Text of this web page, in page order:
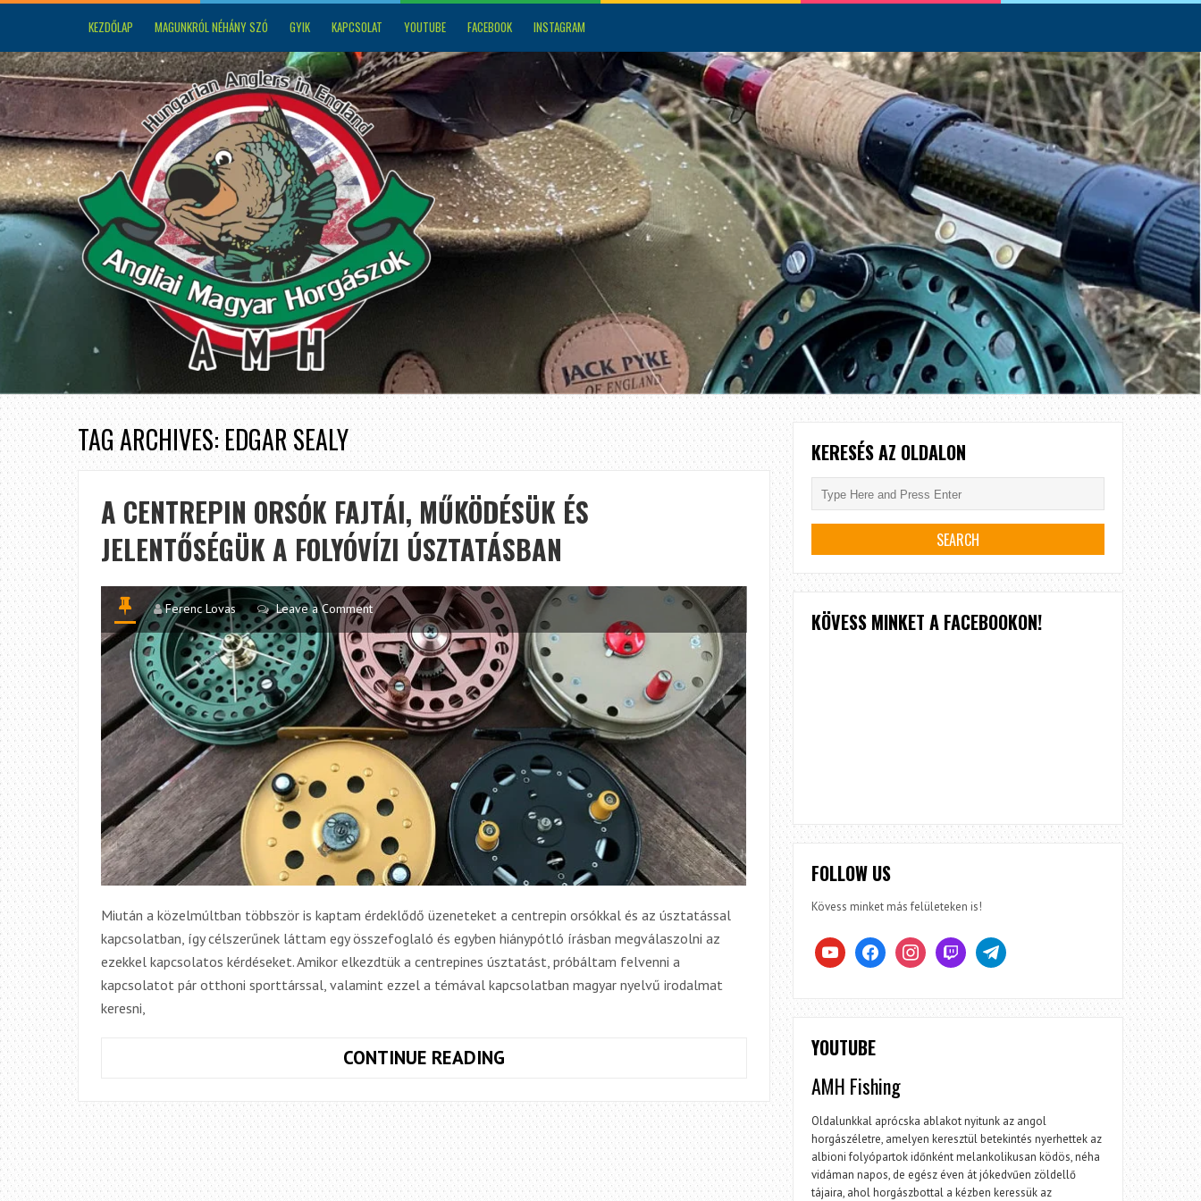
KEZDŐLAP MAGUNKRÓL NÉHÁNY SZÓ GYIK KAPCSOLAT YOUTUBE FACEBOOK INSTAGRAM
TAG ARCHIVES: EDGAR SEALY
A CENTREPIN ORSÓK FAJTÁI, MŰKÖDÉSÜK ÉS
JELENTŐSÉGÜK A FOLYÓVÍZI ÚSZTATÁSBAN
Ferenc Lovas Leave a Comment
Miután a közelmúltban többször is kaptam érdeklődő üzeneteket a centrepin orsókkal és az úsztatással
kapcsolatban, így célszerűnek láttam egy összefoglaló és egyben hiánypótló írásban megválaszolni az
ezekkel kapcsolatos kérdéseket. Amikor elkezdtük a centrepines úsztatást, próbáltam felvenni a
kapcsolatot pár otthoni sporttárssal, valamint ezzel a témával kapcsolatban magyar nyelvű irodalmat
keresni,
CONTINUE READINGA
ORSÓK
FAJTÁI,
MŰKÖDÉSÜK
ÉS
JELENTŐSÉGÜK
KERESÉS AZ OLDALON
KÖVESS MINKET A FACEBOOKON!
FOLLOW US
Kövess minket más felületeken is!
youtubefacebookinstagramtwitch telegram
YOUTUBE
AMH Fishing
Oldalunkkal aprócska ablakot nyitunk az angol
horgászéletre, amelyen keresztül betekintés nyerhettek az
albioni folyópartok időnként melankolikusan ködös, néha
vidáman napos, de egész éven át jókedvűen zöldellő
tájaira, ahol horgászbottal a kézben keressük az